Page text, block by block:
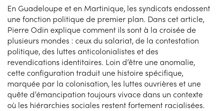
En Guadeloupe et en Martinique, les syndicats endossent
une fonction politique de premier plan. Dans cet article,
Pierre Odin explique comment ils sont à la croisée de
plusieurs mondes : ceux du salariat, de la contestation
politique, des luttes anticolonialistes et des
revendications identitaires. Loin d’être une anomalie,
cette configuration traduit une histoire spécifique,
marquée par la colonisation, les luttes ouvrières et une
quête d’émancipation toujours vivace dans un contexte
où les hiérarchies sociales restent fortement racialisées.